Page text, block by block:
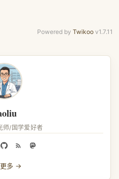
Powered by Twikoo v1.7.11
师/国学爱好者
多 →